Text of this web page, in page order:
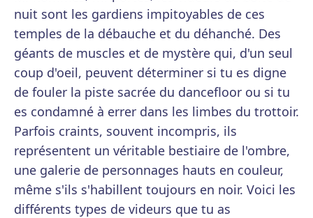
nuit sont les gardiens impitoyables de ces
temples de la débauche et du déhanché. Des
géants de muscles et de mystère qui, d'un seul
coup d'oeil, peuvent déterminer si tu es digne
de fouler la piste sacrée du dancefloor ou si tu
es condamné à errer dans les limbes du trottoir.
Parfois craints, souvent incompris, ils
représentent un véritable bestiaire de l'ombre,
une galerie de personnages hauts en couleur,
même s'ils s'habillent toujours en noir. Voici les
différents types de videurs que tu as